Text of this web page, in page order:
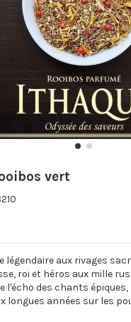
vert
légendaire aux rivages
roi et héros aux mille
l'écho des chants
longues années sur les